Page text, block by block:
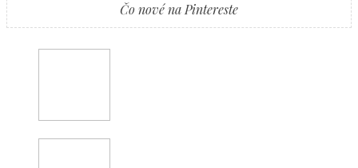
Čo nové na Pintereste